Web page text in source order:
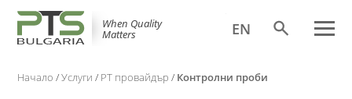
When Quality
Matters EN
Начало /Услуги / PT провайдър / Контролни проби